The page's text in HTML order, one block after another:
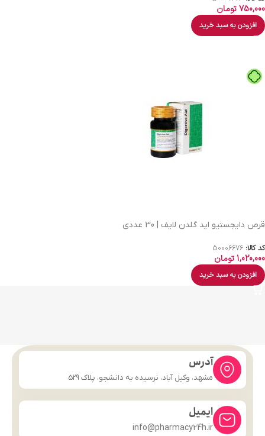
750,000تومان
افزودن به سبد خرید
قرص دایجستیو اید گلدن لایف | 30 عددی
کد کالا: 50006676
1,020,000تومان
افزودن به سبد خرید
آدرس
مشهد، وکیل آباد، نرسیده به دانشجو، پلاک 529
ایمیل
info@pharmacy24h.ir